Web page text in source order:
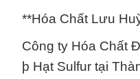
**Hóa Chất Lưu
Công ty Hóa Chất
þ Hạt Sulfur tại